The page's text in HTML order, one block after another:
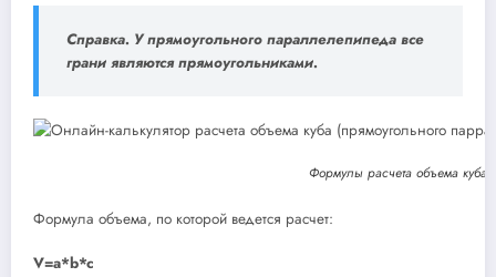
Справка. У прямоугольного параллелепипеда все
грани являются прямоугольниками.
Формулы расчета объема куба
Формула объема, по которой ведется расчет:
V=a*b*c